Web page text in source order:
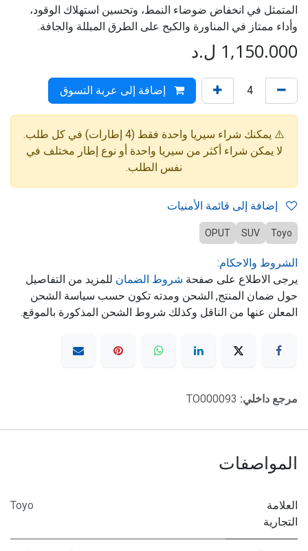
المتمثل في انخفاض ضوضاء النمط، وتحسين استهلاك الوقود،
وأداء ممتاز في المناورة والكبح على الطرق المبللة والجافة.
1,150.000 ل.د
إضافة إلى عربة التسوق
⚠️ يمكنك شراء سيريا واحدة فقط (4 إطارات) في كل طلب.
لا يمكن شراء أكثر من سيريا واحدة أو نوع إطار مختلف في
نفس الطلب.
Toyo
SUV
OPUT
الشروط والاحكام:
يرجى الاطلاع على صفحة شروط الضمان للمزيد من التفاصيل
حول ضمان المنتج, الشحن ومدته تكون حسب سياسة الشحن
المعلن عنها من الناقل وكذلك شروط الشحن المذكورة بالموقع.
مرجع داخلي: TO000093
المواصفات
العلامة
التجارية
Toyo